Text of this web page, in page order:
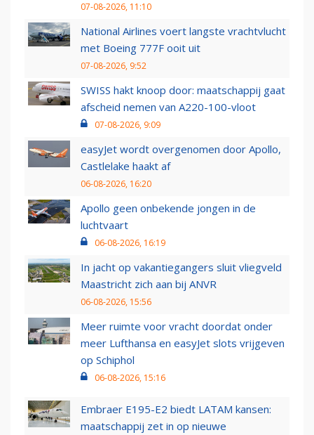
07-08-2026, 11:10
National Airlines voert langste vrachtvlucht
met Boeing 777F ooit uit
07-08-2026, 9:52
SWISS hakt knoop door: maatschappij gaat
afscheid nemen van A220-100-vloot
07-08-2026, 9:09
easyJet wordt overgenomen door Apollo,
Castlelake haakt af
06-08-2026, 16:20
Apollo geen onbekende jongen in de
luchtvaart
06-08-2026, 16:19
In jacht op vakantiegangers sluit vliegveld
Maastricht zich aan bij ANVR
06-08-2026, 15:56
Meer ruimte voor vracht doordat onder
meer Lufthansa en easyJet slots vrijgeven
op Schiphol
06-08-2026, 15:16
Embraer E195-E2 biedt LATAM kansen:
maatschappij zet in op nieuwe